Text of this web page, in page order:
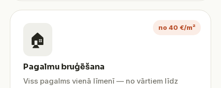
no 40 €/m²
🏠
Pagalmu bruģēšana
Viss pagalms vienā līmenī — no vārtiem līdz